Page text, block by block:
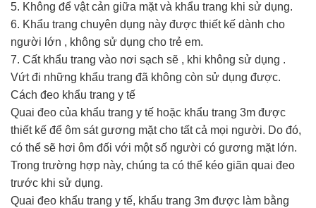
5. Không để vật cản giữa mặt và khẩu trang khi sử dụng.
6. Khẩu trang chuyên dụng này được thiết kế dành cho
người lớn , không sử dụng cho trẻ em.
7. Cất khẩu trang vào nơi sạch sẽ , khi không sử dụng .
Vứt đi những khẩu trang đã không còn sử dụng được.
Cách đeo khẩu trang y tế
Quai đeo của khẩu trang y tế hoặc khẩu trang 3m được
thiết kế để ôm sát gương mặt cho tất cả mọi người. Do đó,
có thể sẽ hơi ôm đối với một số người có gương mặt lớn.
Trong trường hợp này, chúng ta có thể kéo giãn quai đeo
trước khi sử dụng.
Quai đeo khẩu trang y tế, khẩu trang 3m được làm bằng